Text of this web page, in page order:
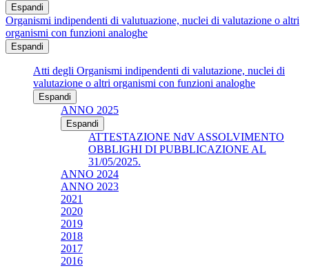
Espandi
Organismi indipendenti di valutuazione, nuclei di valutazione o altri
organismi con funzioni analoghe
Espandi
Atti degli Organismi indipendenti di valutazione, nuclei di
valutazione o altri organismi con funzioni analoghe
Espandi
ANNO 2025
Espandi
ATTESTAZIONE NdV ASSOLVIMENTO
OBBLIGHI DI PUBBLICAZIONE AL
31/05/2025.
ANNO 2024
ANNO 2023
2021
2020
2019
2018
2017
2016